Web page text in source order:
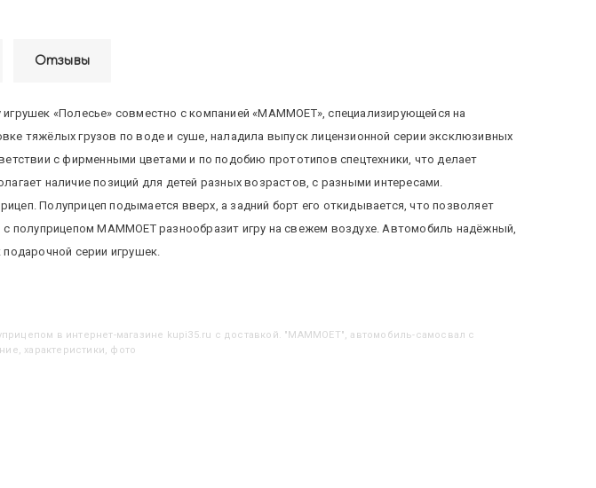
Отзывы
«Полесье» совместно с компанией «МАММОЕТ», специализирующейся на
тяжёлых грузов по воде и суше, наладила выпуск лицензионной серии эксклюзивных
с фирменными цветами и по подобию прототипов спецтехники, что делает
наличие позиций для детей разных возрастов, с разными интересами.
Полуприцеп подымается вверх, а задний борт его откидывается, что позволяет
полуприцепом МАММОЕТ разнообразит игру на свежем воздухе. Автомобиль надёжный,
серии игрушек.
в интернет-магазине kupi35.ru с доставкой. "MAMMOET", автомобиль-самосвал с
характеристики, фото